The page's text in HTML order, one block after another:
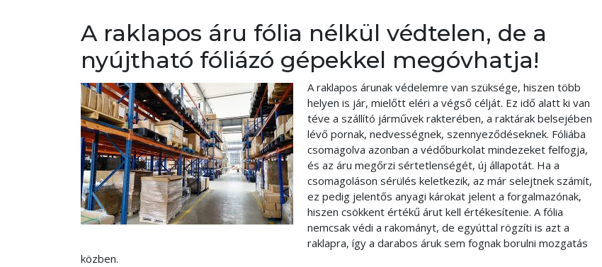
A raklapos áru fólia nélkül védtelen, de a
nyújtható fóliázó gépekkel megóvhatja!
A raklapos árunak védelemre van szüksége, hiszen több
helyen is jár, mielőtt eléri a végső célját. Ez idő alatt ki van
téve a szállító járművek rakterében, a raktárak belsejében
lévő pornak, nedvességnek, szennyeződéseknek. Fóliába
csomagolva azonban a védőburkolat mindezeket felfogja,
és az áru megőrzi sértetlenségét, új állapotát. Ha a
csomagoláson sérülés keletkezik, az már selejtnek számít,
ez pedig jelentős anyagi károkat jelent a forgalmazónak,
hiszen csökkent értékű árut kell értékesítenie. A fólia
nemcsak védi a rakományt, de egyúttal rögzíti is azt a
raklapra, így a darabos áruk sem fognak borulni mozgatás
közben.